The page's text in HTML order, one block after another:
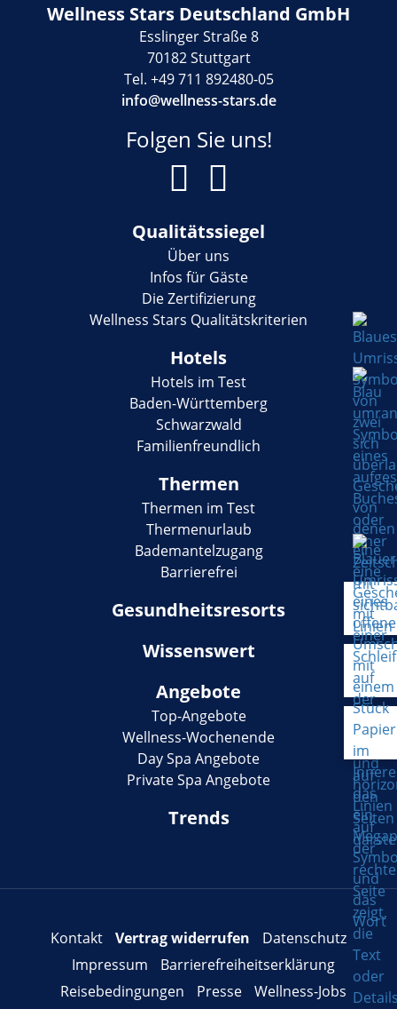
Wellness Stars Deutschland GmbH
Esslinger Straße 8
70182 Stuttgart
Tel. +49 711 892480-05
info@wellness-stars.de
Folgen Sie uns!
Qualitätssiegel
Über uns
Infos für Gäste
Die Zertifizierung
Wellness Stars Qualitätskriterien
Hotels
Hotels im Test
Baden-Württemberg
Schwarzwald
Familienfreundlich
Thermen
Thermen im Test
Thermenurlaub
Bademantelzugang
Barrierefrei
Gesundheitsresorts
Wissenswert
Angebote
Top-Angebote
Wellness-Wochenende
Day Spa Angebote
Private Spa Angebote
Trends
Kontakt Vertrag widerrufen
Datenschutz
Impressum
Barrierefreiheitserklärung
Reisebedingungen
Presse Wellness-Jobs